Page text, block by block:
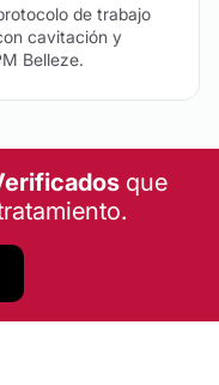
de trabajo
cavitación y
Belleze.
que